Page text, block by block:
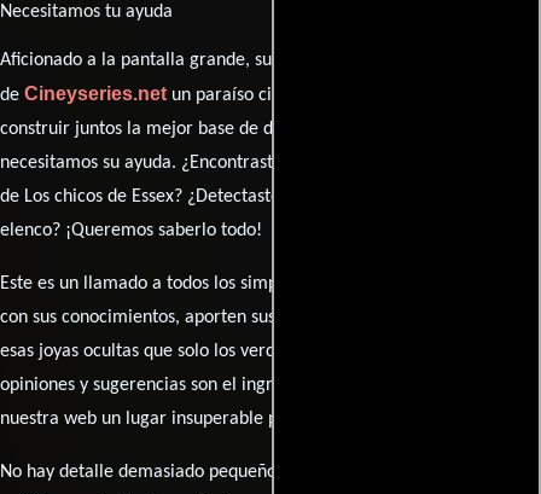
Necesitamos tu ayuda
Aficionado a la pantalla grande, su participación es clave para hacer
de Cineyseries.netun paraíso cinéfilo completo. Queremos
construir juntos la mejor base de datos cinematográfica, pero
necesitamos su ayuda. ¿Encontraste algún dato faltante en la ficha
de Los chicos de Essex? ¿Detectaste algún error en la sinopsis o el
elenco? ¡Queremos saberlo todo!
Este es un llamado a todos los simpatizantes del cine: contribuyan
con sus conocimientos, aporten sus descubrimientos y compartan
esas joyas ocultas que solo los verdaderos fanáticos conocen. Sus
opiniones y sugerencias son el ingrediente secreto que hará de
nuestra web un lugar insuperable para los amantes del celuloide.
No hay detalle demasiado pequeño ni opinión insignificante. ¿Algún